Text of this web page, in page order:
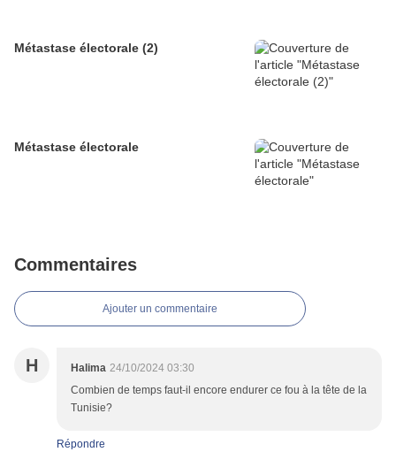
Métastase électorale (2)
Métastase électorale
Commentaires
Ajouter un commentaire
H Halima 24/10/2024 03:30
Combien de temps faut-il encore endurer ce fou à la tête de la
Tunisie?
Répondre